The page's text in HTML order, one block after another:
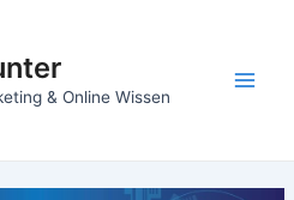
& Online Wissen